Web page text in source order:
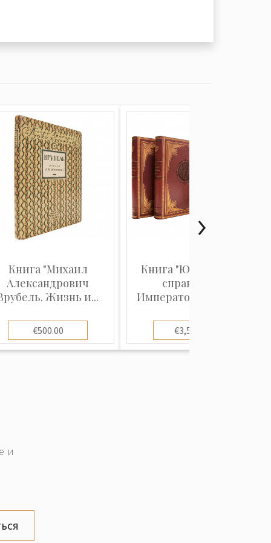
Книга "Михаил
Александрович
Жизнь и...
€500.00
Книга "Юбилейный
справочник
Императорской Ака...
€3,500.00
и